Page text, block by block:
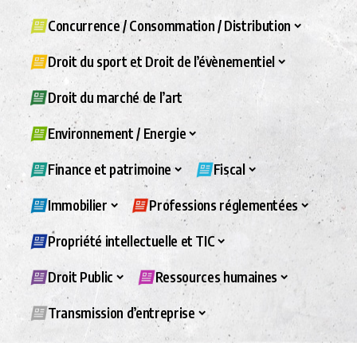
Concurrence / Consommation / Distribution
Droit du sport et Droit de l’évènementiel
Droit du marché de l’art
Environnement / Energie
Finance et patrimoine Fiscal
Immobilier Professions réglementées
Propriété intellectuelle et TIC
Droit Public Ressources humaines
Transmission d’entreprise